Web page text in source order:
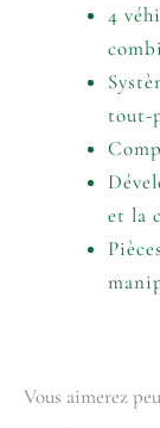
4
tout-
et la
Vous aimerez